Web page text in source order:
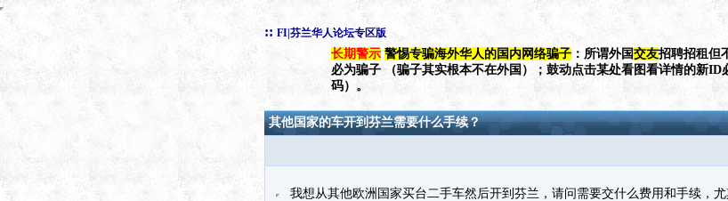
:: FI|芬兰华人论坛专区版
长期警示 警惕专骗海外华人的国内网络骗子 ：所谓外国交友招聘招租但
必为骗子 （骗子其实根本不在外国）；鼓动点击某处看图看详情的新ID
码）。
其他国家的车开到芬兰需要什么手续？
我想从其他欧洲国家买台二手车然后开到芬兰，请问需要交什么费用和手续，